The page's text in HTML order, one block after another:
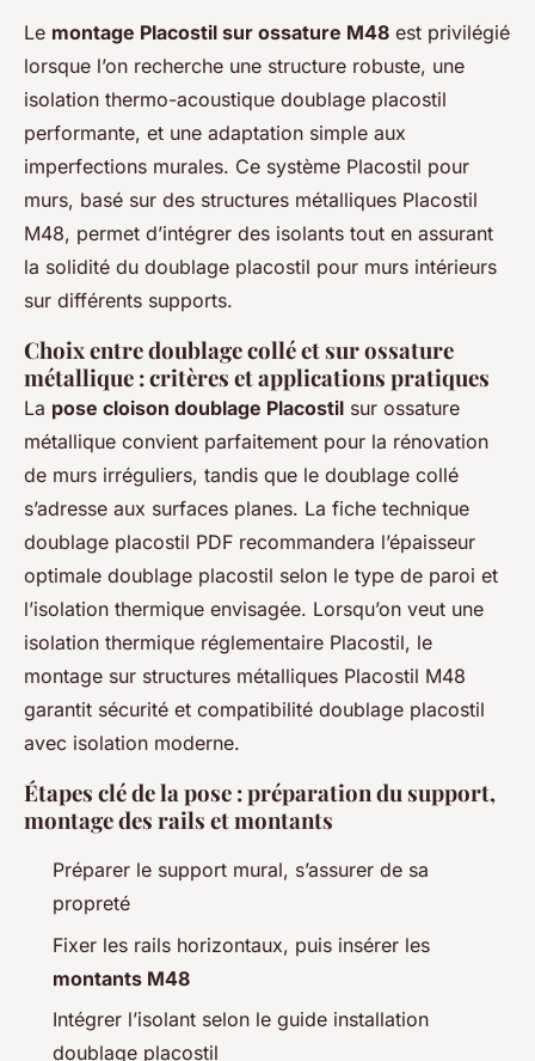
Le montage Placostil sur ossature M48 est privilégié
lorsque l’on recherche une structure robuste, une
isolation thermo-acoustique doublage placostil
performante, et une adaptation simple aux
imperfections murales. Ce système Placostil pour
murs, basé sur des structures métalliques Placostil
M48, permet d’intégrer des isolants tout en assurant
la solidité du doublage placostil pour murs intérieurs
sur différents supports.
Choix entre doublage collé et sur ossature
métallique : critères et applications pratiques
La pose cloison doublage Placostil sur ossature
métallique convient parfaitement pour la rénovation
de murs irréguliers, tandis que le doublage collé
s’adresse aux surfaces planes. La fiche technique
doublage placostil PDF recommandera l’épaisseur
optimale doublage placostil selon le type de paroi et
l’isolation thermique envisagée. Lorsqu’on veut une
isolation thermique réglementaire Placostil, le
montage sur structures métalliques Placostil M48
garantit sécurité et compatibilité doublage placostil
avec isolation moderne.
Étapes clé de la pose : préparation du support,
montage des rails et montants
Préparer le support mural, s’assurer de sa
propreté
Fixer les rails horizontaux, puis insérer les
montants M48
Intégrer l’isolant selon le guide installation
doublage placostil